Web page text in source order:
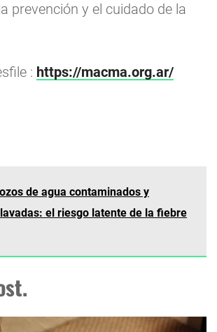
prevención y el cuidado de la
: https://macma.org.ar/
de agua contaminados y
el riesgo latente de la fiebre